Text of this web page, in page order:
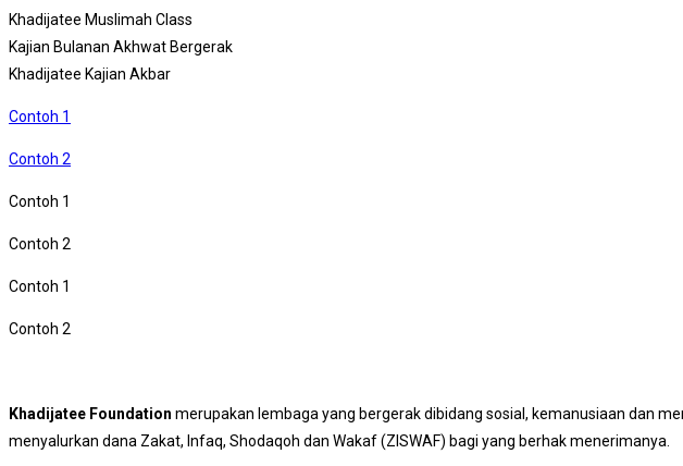
Khadijatee Muslimah Class
Kajian Bulanan Akhwat Bergerak
Khadijatee Kajian Akbar
Contoh 1
Contoh 2
Contoh 1
Contoh 2
Contoh 1
Contoh 2
Khadijatee Foundation merupakan lembaga yang bergerak dibidang sosial, kemanusiaan dan
menyalurkan dana Zakat, Infaq, Shodaqoh dan Wakaf (ZISWAF) bagi yang berhak menerimanya.